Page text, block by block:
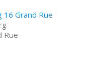
16 Grand Rue
Rue